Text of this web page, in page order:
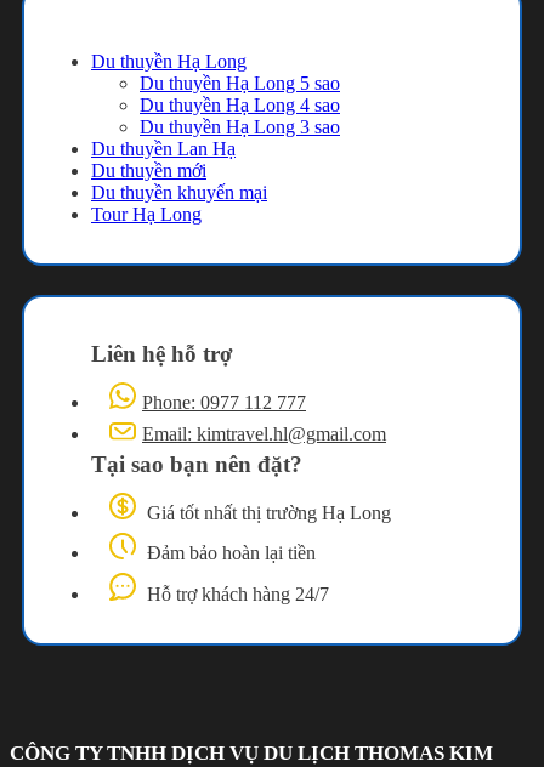
Du thuyền Hạ Long
Du thuyền Hạ Long 5 sao
Du thuyền Hạ Long 4 sao
Du thuyền Hạ Long 3 sao
Du thuyền Lan Hạ
Du thuyền mới
Du thuyền khuyến mại
Tour Hạ Long
Liên hệ hỗ trợ
Phone: 0977 112 777
Email: kimtravel.hl@gmail.com
Tại sao bạn nên đặt?
Giá tốt nhất thị trường Hạ Long
Đảm bảo hoàn lại tiền
Hỗ trợ khách hàng 24/7
CÔNG TY TNHH DỊCH VỤ DU LỊCH THOMAS KIM